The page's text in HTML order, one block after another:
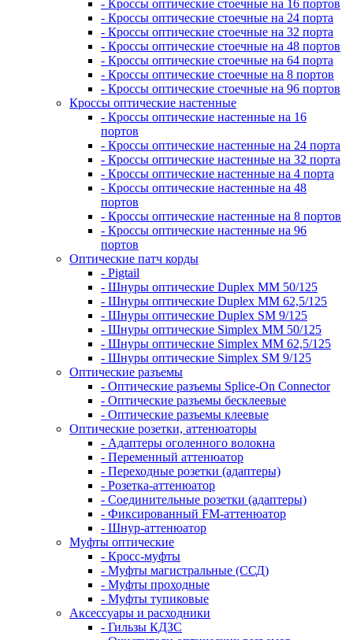
- Кроссы оптические стоечные на 16 портов
- Кроссы оптические стоечные на 24 порта
- Кроссы оптические стоечные на 32 порта
- Кроссы оптические стоечные на 48 портов
- Кроссы оптические стоечные на 64 порта
- Кроссы оптические стоечные на 8 портов
- Кроссы оптические стоечные на 96 портов
Кроссы оптические настенные
- Кроссы оптические настенные на 16
портов
- Кроссы оптические настенные на 24 порта
- Кроссы оптические настенные на 32 порта
- Кроссы оптические настенные на 4 порта
- Кроссы оптические настенные на 48
портов
- Кроссы оптические настенные на 8 портов
- Кроссы оптические настенные на 96
портов
Оптические патч корды
- Pigtail
- Шнуры оптические Duplex MM 50/125
- Шнуры оптические Duplex MM 62,5/125
- Шнуры оптические Duplex SM 9/125
- Шнуры оптические Simplex MM 50/125
- Шнуры оптические Simplex MM 62,5/125
- Шнуры оптические Simplex SM 9/125
Оптические разъемы
- Оптические разъемы Splice-On Connector
- Оптические разъемы бесклеевые
- Оптические разъемы клеевые
Оптические розетки, аттенюаторы
- Адаптеры оголенного волокна
- Переменный аттенюатор
- Переходные розетки (адаптеры)
- Розетка-аттенюатор
- Соединительные розетки (адаптеры)
- Фиксированный FM-аттенюатор
- Шнур-аттенюатор
Муфты оптические
- Кросс-муфты
- Муфты магистральные (ССД)
- Муфты проходные
- Муфты тупиковые
Аксессуары и расходники
- Гильзы КДЗС